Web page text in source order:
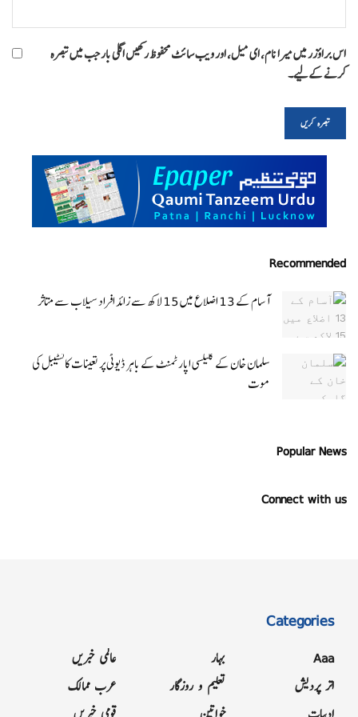
اس براؤزر میں میرا نام، ای میل، اور ویب سائٹ محفوظ رکھیں اگلی بار جب میں تبصرہ
کرنے کےلیے۔
Recommended
آسام کے 13 اضلاع میں 15 لاکھ سے زائد افراد سیلاب سے متاثر
سلمان خان کے گلیکسی اپارٹمنٹ کے باہر ڈیوٹی پر تعینات کانسٹیبل کی
موت
Popular News
Connect with us
Categories
Aaa
اتر پردیش
بہار
تعلیم و روزگار
عالمی خبریں
عرب ممالک